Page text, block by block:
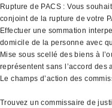
Rupture de PACS : Vous
conjoint de la rupture de votre
Effectuer une sommation
domicile de la personne avec
Mise sous scellé des biens à
représentent sans l’accord
Le champs d’action des
Trouvez un commissaire de